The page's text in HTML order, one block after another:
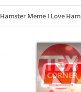
Hamster Meme I Love